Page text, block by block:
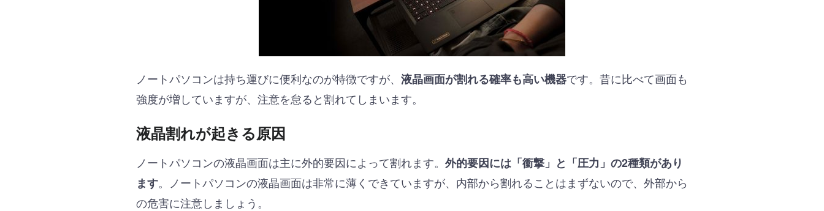
ノートパソコンは持ち運びに便利なのが特徴ですが、 液晶画面が割れる確率も高い機器です。昔に比べて画面も
強度が増していますが、注意を怠ると割れてしまいます。
液晶割れが起きる原因
ノートパソコンの液晶画面は主に外的要因によって割れます。 外的要因には「衝撃」と「圧力」の2種類があり
ます。ノートパソコンの液晶画面は非常に薄くできていますが、内部から割れることはまずないので、外部から
の危害に注意しましょう。